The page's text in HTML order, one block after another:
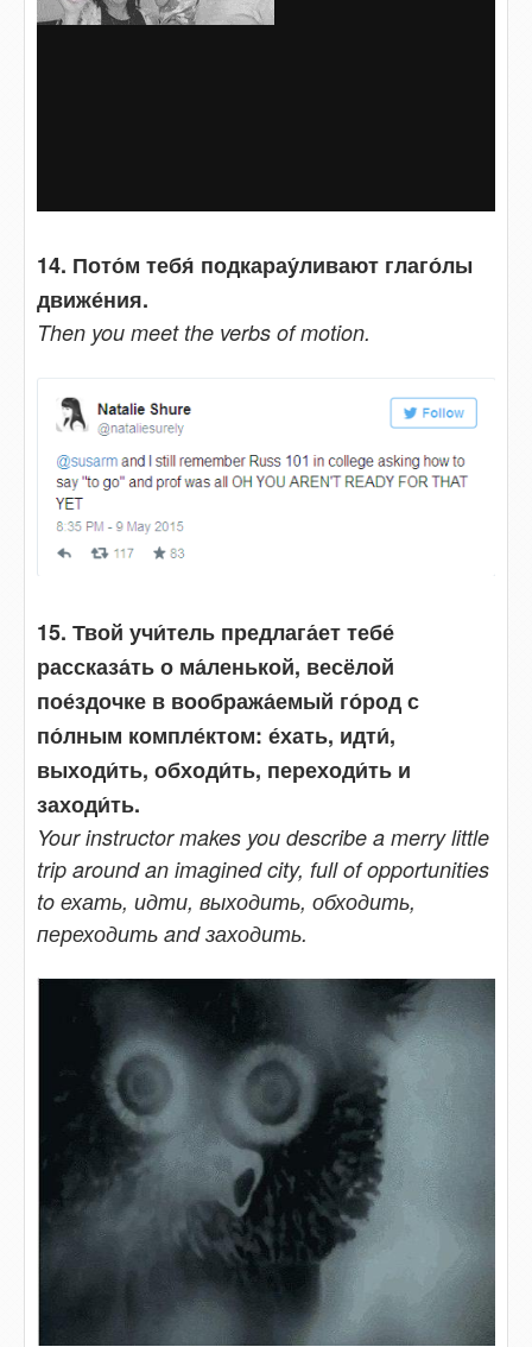
14. Пото́м тебя́ подкарау́ливают глаго́лы
движе́ния.
Then you meet the verbs of motion.
15. Твой учи́тель предлага́ет тебе́
рассказа́ть о ма́ленькой, весёлой
пое́здочке в вообража́емый го́род с
по́лным компле́ктом: е́хать, идти́,
выходи́ть, обходи́ть, переходи́ть и
заходи́ть.
Your instructor makes you describe a merry little
trip around an imagined city, full of opportunities
to ехать, идти, выходить, обходить,
переходить and заходить.